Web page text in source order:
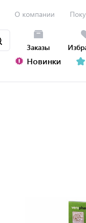
О компании
Заказы
Новинки